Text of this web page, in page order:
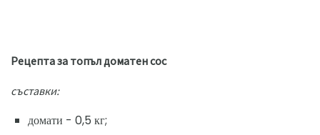
Рецепта за топъл доматен сос
съставки:
домати - 0,5 кг;